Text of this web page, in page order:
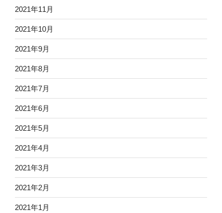
2021年11月
2021年10月
2021年9月
2021年8月
2021年7月
2021年6月
2021年5月
2021年4月
2021年3月
2021年2月
2021年1月